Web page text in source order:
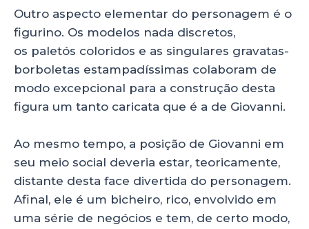
Outro aspecto elementar do personagem é o
figurino. Os modelos nada discretos,
os paletós coloridos e as singulares gravatas-
borboletas estampadíssimas colaboram de
modo excepcional para a construção desta
figura um tanto caricata que é a de Giovanni.
Ao mesmo tempo, a posição de Giovanni em
seu meio social deveria estar, teoricamente,
distante desta face divertida do personagem.
Afinal, ele é um bicheiro, rico, envolvido em
uma série de negócios e tem, de certo modo,